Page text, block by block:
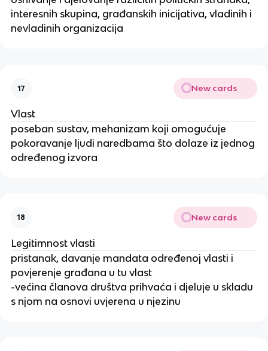
interesnih skupina, građanskih inicijativa, vladinih i
nevladinih organizacija
17 New cards
Vlast
poseban sustav, mehanizam koji omogućuje
pokoravanje ljudi naredbama što dolaze iz jednog
određenog izvora
18 New cards
Legitimnost vlasti
pristanak, davanje mandata određenoj vlasti i
povjerenje građana u tu vlast
-većina članova društva prihvaća i djeluje u skladu
s njom na osnovi uvjerena u njezinu